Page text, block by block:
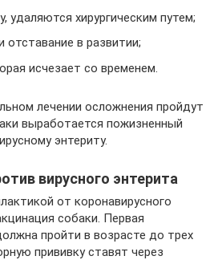
удаляются хирургическим путем;
отставание в развитии;
исчезает со временем.
лечении осложнения пройдут
выработается пожизненный
энтериту.
вирусного энтерита
от коронавирусного
собаки. Первая
пройти в возрасте до трех
прививку ставят через